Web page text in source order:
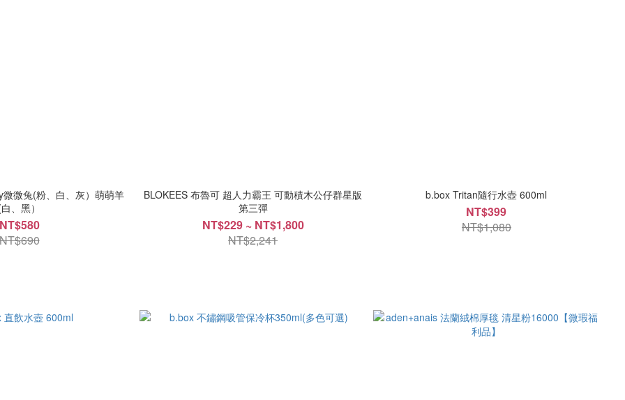
微兔(粉、白、灰）萌萌羊
、黑）
BLOKEES 布魯可 超人力霸王 可動積木公仔群星版
第三彈
NT$229 ~ NT$1,800
NT$2,241
b.box Tritan隨行水壺 600ml
NT$399
NT$1,080